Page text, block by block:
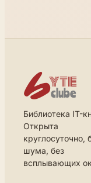
Библиотека IT-
Открыта
круглосуточно,
шума, без
всплывающих